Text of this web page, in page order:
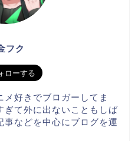
フク
好きでブロガーしてま
ぎて外に出ないこともしば
などを中心にブログを運